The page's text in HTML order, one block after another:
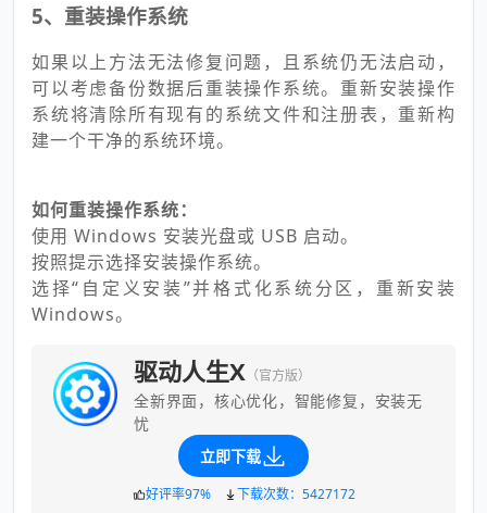
5、重装操作系统
如果以上方法无法修复问题，且系统仍无法启动，
可以考虑备份数据后重装操作系统。重新安装操作
系统将清除所有现有的系统文件和注册表，重新构
建一个干净的系统环境。
如何重装操作系统：
使用 Windows 安装光盘或 USB 启动。
按照提示选择安装操作系统。
选择“自定义安装”并格式化系统分区，重新安装
Windows。
驱动人生X （官方版）
全新界面，核心优化，智能修复，安装无
忧
立即下载
好评率97% 下载次数：5427172